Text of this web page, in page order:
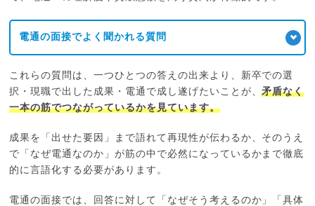
電通の面接でよく聞かれる質問
これらの質問は、一つひとつの答えの出来より、新卒での選
択・現職で出した成果・電通で成し遂げたいことが、矛盾なく
一本の筋でつながっているかを見ています。
成果を「出せた要因」まで語れて再現性が伝わるか、そのうえ
で「なぜ電通なのか」が筋の中で必然になっているかまで徹底
的に言語化する必要があります。
電通の面接では、回答に対して「なぜそう考えるのか」「具体